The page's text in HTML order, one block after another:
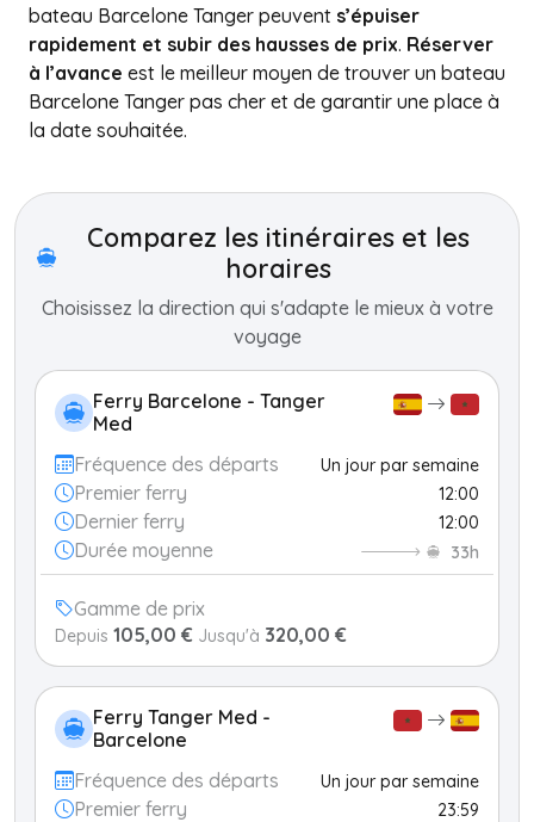
bateau Barcelone Tanger peuvent s’épuiser
rapidement et subir des hausses de prix. Réserver
à l’avance est le meilleur moyen de trouver un bateau
Barcelone Tanger pas cher et de garantir une place à
la date souhaitée.
+
Comparez les itinéraires et les
horaires
Choisissez la direction qui s'adapte le mieux à votre
voyage
Ferry Barcelone - Tanger
Med
Fréquence des départs
Un jour par semaine
Premier ferry 12:00
Dernier ferry 12:00
Durée moyenne 33h
Gamme de prix
Depuis 105,00 € Jusqu'à 320,00 €
Ferry Tanger Med -
Barcelone
Fréquence des départs
Un jour par semaine
Premier ferry 23:59